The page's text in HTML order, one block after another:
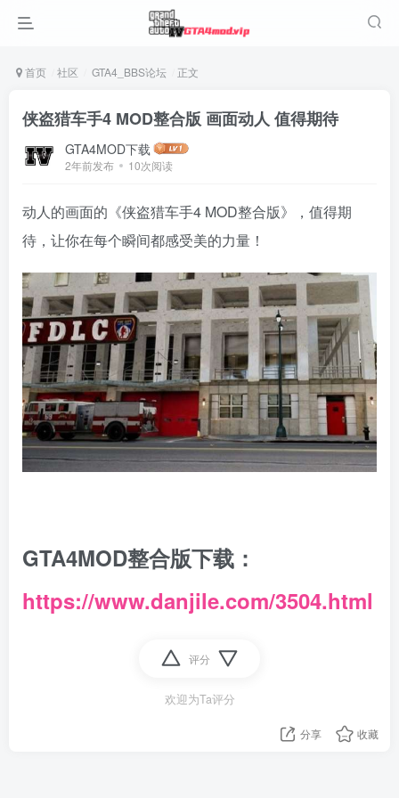
首页 社区 GTA4_BBS论坛 正文
侠盗猎车手4 MOD整合版 画面动人 值得期待
GTA4MOD下载
2年前发布 10次阅读
动人的画面的《侠盗猎车手4 MOD整合版》，值得期
待，让你在每个瞬间都感受美的力量！
GTA4MOD整合版下载：
https://www.danjile.com/3504.html
评分
欢迎为Ta评分
分享 收藏